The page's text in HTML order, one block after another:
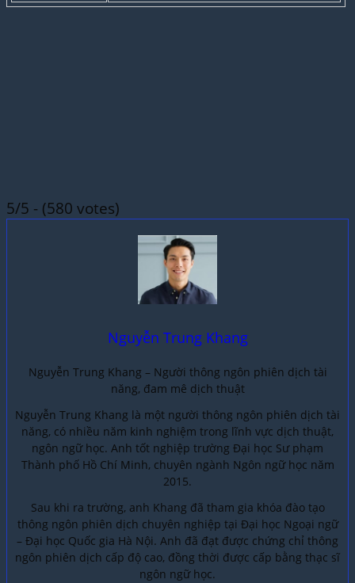
5/5 - (580 votes)
Nguyễn Trung Khang
Nguyễn Trung Khang – Người thông ngôn phiên dịch tài
năng, đam mê dịch thuật
Nguyễn Trung Khang là một người thông ngôn phiên dịch tài
năng, có nhiều năm kinh nghiệm trong lĩnh vực dịch thuật,
ngôn ngữ học. Anh tốt nghiệp trường Đại học Sư phạm
Thành phố Hồ Chí Minh, chuyên ngành Ngôn ngữ học năm
2015.
Sau khi ra trường, anh Khang đã tham gia khóa đào tạo
thông ngôn phiên dịch chuyên nghiệp tại Đại học Ngoại ngữ
– Đại học Quốc gia Hà Nội. Anh đã đạt được chứng chỉ thông
ngôn phiên dịch cấp độ cao, đồng thời được cấp bằng thạc sĩ
ngôn ngữ học.